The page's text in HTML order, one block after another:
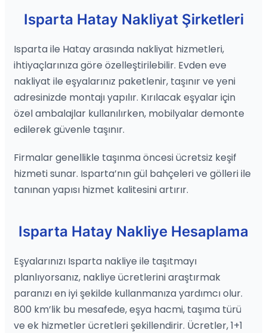
Isparta Hatay Nakliyat Şirketleri
Isparta ile Hatay arasında nakliyat hizmetleri,
ihtiyaçlarınıza göre özelleştirilebilir. Evden eve
nakliyat ile eşyalarınız paketlenir, taşınır ve yeni
adresinizde montajı yapılır. Kırılacak eşyalar için
özel ambalajlar kullanılırken, mobilyalar demonte
edilerek güvenle taşınır.
Firmalar genellikle taşınma öncesi ücretsiz keşif
hizmeti sunar. Isparta’nın gül bahçeleri ve gölleri ile
tanınan yapısı hizmet kalitesini artırır.
Isparta Hatay Nakliye Hesaplama
Eşyalarınızı Isparta nakliye ile taşıtmayı
planlıyorsanız, nakliye ücretlerini araştırmak
paranızı en iyi şekilde kullanmanıza yardımcı olur.
800 km’lik bu mesafede, eşya hacmi, taşıma türü
ve ek hizmetler ücretleri şekillendirir. Ücretler, 1+1